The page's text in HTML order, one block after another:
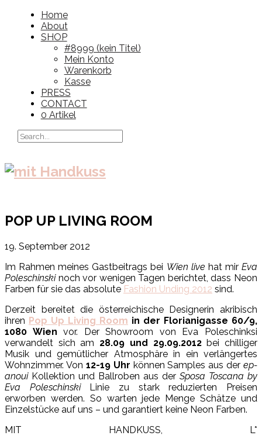
Home
About
SHOP
#8999 (kein Titel)
Mein Konto
Warenkorb
Kasse
PRESS
CONTACT
0 Artikel
POP UP LIVING ROOM
19. September 2012
Im Rahmen meines Gastbeitrags bei Wien live hat mirEva
Poleschinskinoch vor wenigen Tagen berichtet, dass Neon
Farben für sie das absolute Fashion Unding 2012 sind.
Derzeit bereitet die österreichische Designerin akribisch
ihren Pop Up Living Room in der Florianigasse 60/9,
1080 Wien vor. Der Showroom von Eva Poleschinksi
verwandelt sich am 28.09 und 29.09.2012bei chilliger
Musik und gemütlicher Atmosphäre in ein verlängertes
Wohnzimmer. Von 12-19 Uhr können Samples aus der ep-
anouiKollektion und Ballroben aus der Sposa Toscana by
Eva PoleschinskiLinie zu stark reduzierten Preisen
erworben werden. So warten jede Menge Schätze und
Einzelstücke auf uns – und garantiert keine Neon Farben.
MIT HANDKUSS, L*